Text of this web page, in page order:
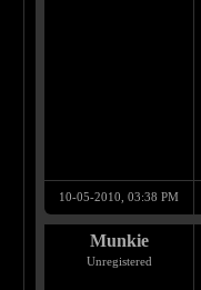
10-05-2010, 03:38 PM
Munkie
Unregistered